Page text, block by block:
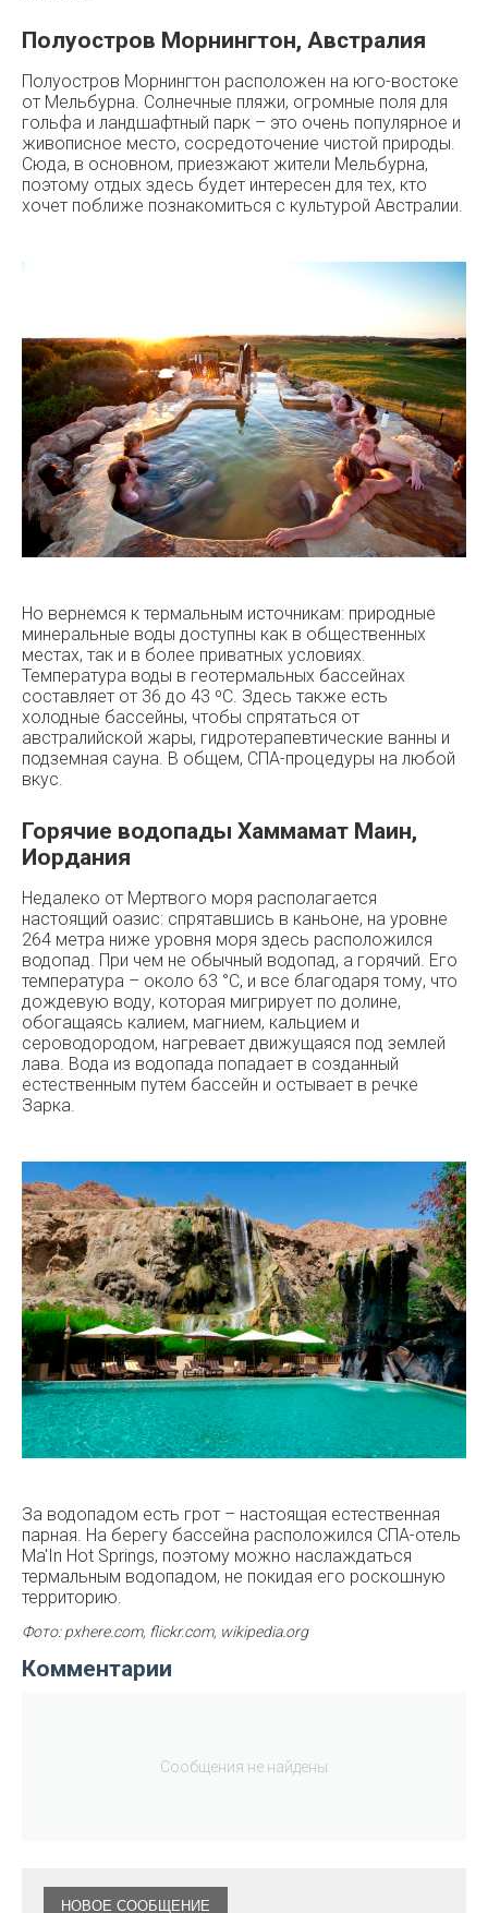
Полуостров Морнингтон, Австралия
Полуостров Морнингтон расположен на юго-востоке
от Мельбурна. Солнечные пляжи, огромные поля для
гольфа и ландшафтный парк – это очень популярное и
живописное место, сосредоточение чистой природы.
Сюда, в основном, приезжают жители Мельбурна,
поэтому отдых здесь будет интересен для тех, кто
хочет поближе познакомиться с культурой Австралии.
Но вернемся к термальным источникам: природные
минеральные воды доступны как в общественных
местах, так и в более приватных условиях.
Температура воды в геотермальных бассейнах
составляет от 36 до 43 ºC. Здесь также есть
холодные бассейны, чтобы спрятаться от
австралийской жары, гидротерапевтические ванны и
подземная сауна. В общем, СПА-процедуры на любой
вкус.
Горячие водопады Хаммамат Маин,
Иордания
Недалеко от Мертвого моря располагается
настоящий оазис: спрятавшись в каньоне, на уровне
264 метра ниже уровня моря здесь расположился
водопад. При чем не обычный водопад, а горячий. Его
температура – около 63 °C, и все благодаря тому, что
дождевую воду, которая мигрирует по долине,
обогащаясь калием, магнием, кальцием и
сероводородом, нагревает движущаяся под землей
лава. Вода из водопада попадает в созданный
естественным путем бассейн и остывает в речке
Зарка.
За водопадом есть грот – настоящая естественная
парная. На берегу бассейна расположился СПА-отель
Ma'In Hot Springs, поэтому можно наслаждаться
термальным водопадом, не покидая его роскошную
территорию.
Фото: pxhere.com, flickr.com, wikipedia.org
Комментарии
Сообщения не найдены
НОВОЕ СООБЩЕНИЕ